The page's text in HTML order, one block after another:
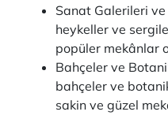
Sanat Galerileri
heykeller ve
popüler mekânlar
Bahçeler ve
bahçeler ve
sakin ve güzel